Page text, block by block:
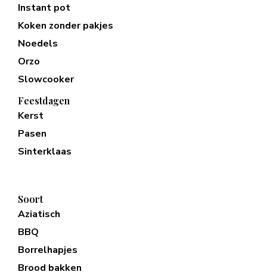
Instant pot
Koken zonder pakjes
Noedels
Orzo
Slowcooker
Feestdagen
Kerst
Pasen
Sinterklaas
Soort
Aziatisch
BBQ
Borrelhapjes
Brood bakken